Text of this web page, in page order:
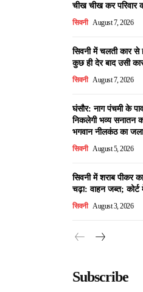
चीख चीख कर परिवार
सिवनी August 7, 2026
सिवनी में चलती कार से
कुछ ही देर बाद उसी
सिवनी August 7, 2026
घंसौर: नाग पंचमी के
निकलेगी भव्य सनातन
भगवान नीलकंठ का
सिवनी August 5, 2026
सिवनी में शराब पीकर
चढ़ा: वाहन जब्त;
सिवनी August 3, 2026
Subscribe